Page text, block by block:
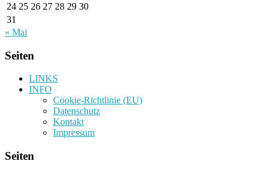
24 25 26 27 28 29 30
31
« Mai
Seiten
LINKS
INFO
Cookie-Richtlinie (EU)
Datenschutz
Kontakt
Impressum
Seiten